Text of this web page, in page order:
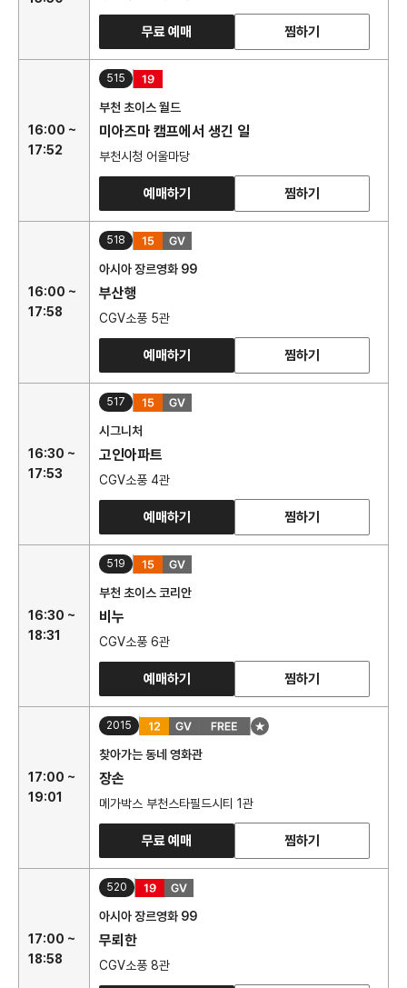
무료 예매 찜하기
16:00 ~
17:52
515
부천 초이스 월드
미아즈마 캠프에서 생긴 일
부천시청 어울마당
예매하기 찜하기
16:00 ~
17:58
518
아시아 장르영화 99
부산행
CGV소풍 5관
예매하기 찜하기
16:30 ~
17:53
517
시그니처
고인아파트
CGV소풍 4관
예매하기 찜하기
16:30 ~
18:31
519
부천 초이스 코리안
비누
CGV소풍 6관
예매하기 찜하기
17:00 ~
19:01
2015
찾아가는 동네 영화관
장손
메가박스 부천스타필드시티 1관
무료 예매 찜하기
17:00 ~
18:58
520
아시아 장르영화 99
무뢰한
CGV소풍 8관